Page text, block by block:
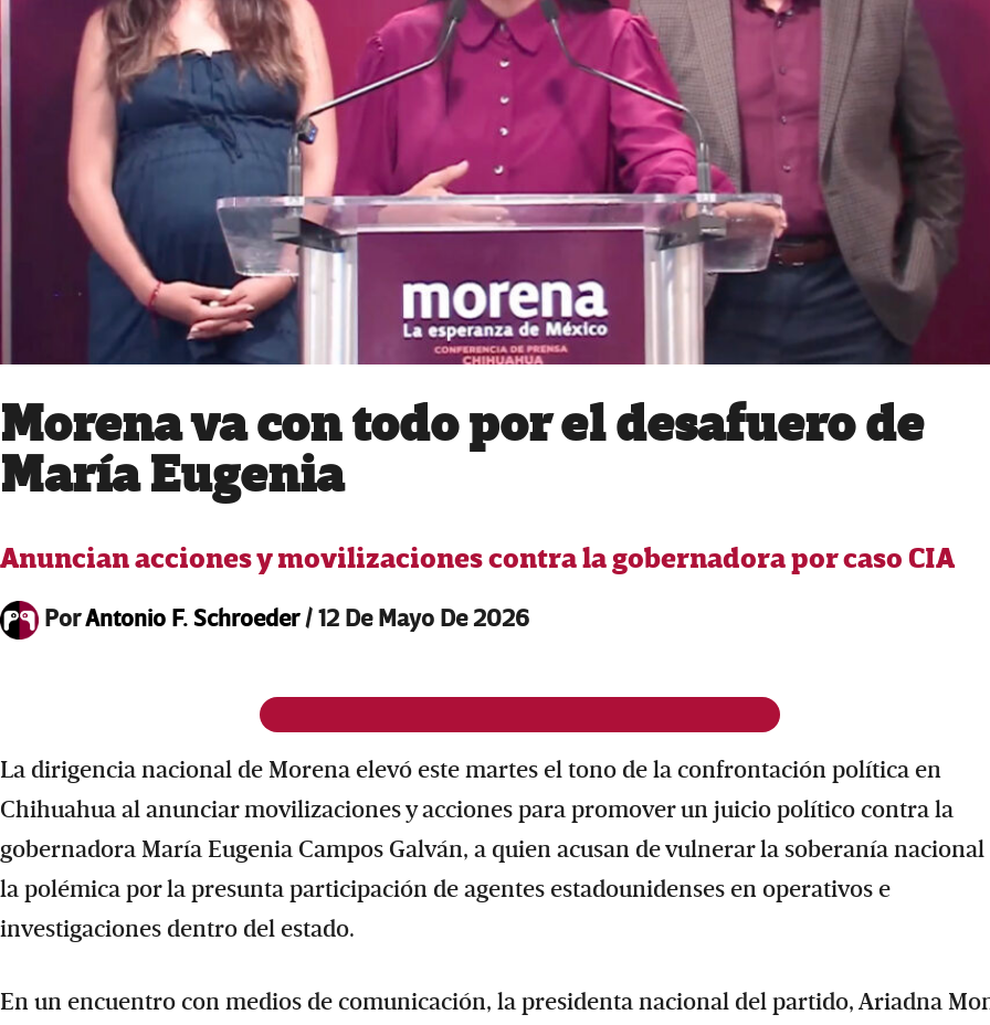
Morena va con todo por el desafuero de
María Eugenia
Anuncian acciones y movilizaciones contra la gobernadora por caso CIA
PorAntonio F. Schroeder/12 De Mayo De 2026
La dirigencia nacional de Morena elevó este martes el tono de la confrontación política en
Chihuahua al anunciar movilizaciones y acciones para promover un juicio político contra la
gobernadora María Eugenia Campos Galván, a quien acusan de vulnerar la soberanía
la polémica por la presunta participación de agentes estadounidenses en operativos e
investigaciones dentro del estado.
En un encuentro con medios de comunicación, la presidenta nacional del partido, Ariadna